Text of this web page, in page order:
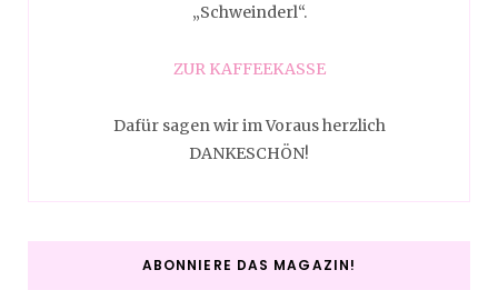
„Schweinderl“.
ZUR KAFFEEKASSE
Dafür sagen wir im Voraus herzlich
DANKESCHÖN!
ABONNIERE DAS MAGAZIN!